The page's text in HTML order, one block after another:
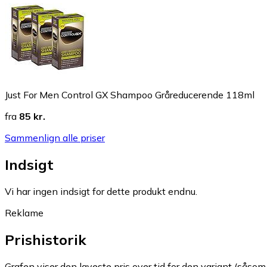
Just For Men Control GX Shampoo Gråreducerende 118ml
fra 85 kr.
Sammenlign alle priser
Indsigt
Vi har ingen indsigt for dette produkt endnu.
Reklame
Prishistorik